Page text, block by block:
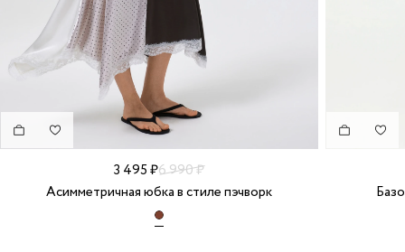
3 495 ₽6 990 ₽
Асимметричная юбка в стиле пэчворк